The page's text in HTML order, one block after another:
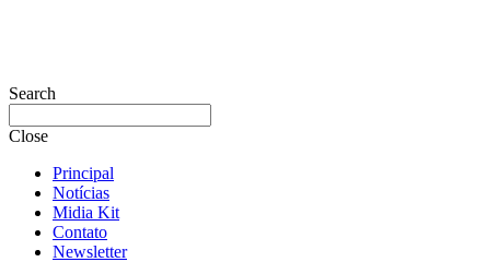
Search
Close
Principal
Notícias
Midia Kit
Contato
Newsletter